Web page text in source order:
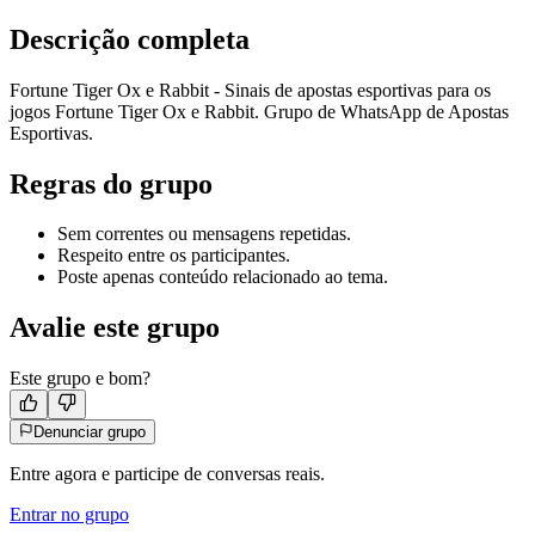
Descrição completa
Fortune Tiger Ox e Rabbit - Sinais de apostas esportivas para os
jogos Fortune Tiger Ox e Rabbit. Grupo de WhatsApp de Apostas
Esportivas.
Regras do grupo
Sem correntes ou mensagens repetidas.
Respeito entre os participantes.
Poste apenas conteúdo relacionado ao tema.
Avalie este grupo
Este grupo e bom?
Denunciar grupo
Entre agora e participe de conversas reais.
Entrar no grupo